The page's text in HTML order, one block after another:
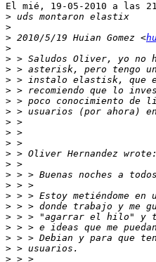
El mié, 19-05-2010 a las
>
>
> 2010/5/19 Huian Gomez <
>
>
>
>
>
>
>
>
>
>
>
>
>
>
>
>
>
>
>
>
>